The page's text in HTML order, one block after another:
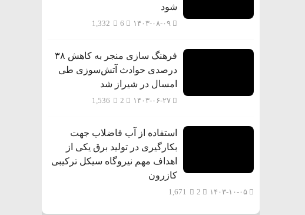
شود
۱۴۰۳-۰۸-۰۹ 1,332
فرهنگ سازی منجر به کاهش ۳۸
درصدی حوادث آتش‌سوزی طی
امسال در شیراز شد
۱۴۰۳-۰۶-۲۷ 1,536
استفاده از آب فاضلاب جهت
بکارگیری در تولید برق یکی از
اهداف مهم نیروگاه سیکل ترکیبی
کازرون
۱۴۰۳-۱۰-۰۵ 1,671